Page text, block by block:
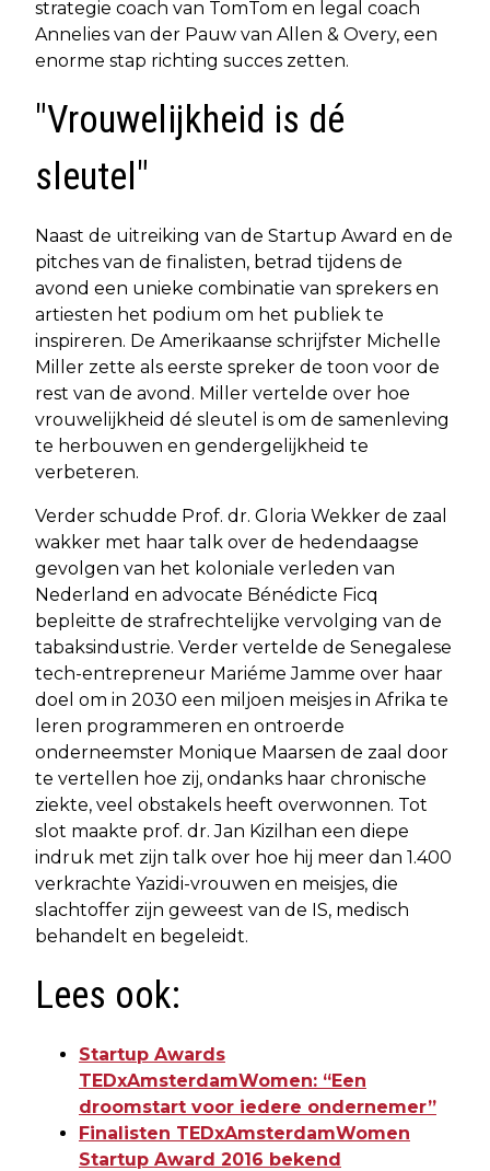
strategie coach van TomTom en legal coach
Annelies van der Pauw van Allen & Overy, een
enorme stap richting succes zetten.
"Vrouwelijkheid is dé
sleutel"
Naast de uitreiking van de Startup Award en de
pitches van de finalisten, betrad tijdens de
avond een unieke combinatie van sprekers en
artiesten het podium om het publiek te
inspireren. De Amerikaanse schrijfster Michelle
Miller zette als eerste spreker de toon voor de
rest van de avond. Miller vertelde over hoe
vrouwelijkheid dé sleutel is om de samenleving
te herbouwen en gendergelijkheid te
verbeteren.
Verder schudde Prof. dr. Gloria Wekker de zaal
wakker met haar talk over de hedendaagse
gevolgen van het koloniale verleden van
Nederland en advocate Bénédicte Ficq
bepleitte de strafrechtelijke vervolging van de
tabaksindustrie. Verder vertelde de Senegalese
tech-entrepreneur Mariéme Jamme over haar
doel om in 2030 een miljoen meisjes in Afrika te
leren programmeren en ontroerde
onderneemster Monique Maarsen de zaal door
te vertellen hoe zij, ondanks haar chronische
ziekte, veel obstakels heeft overwonnen. Tot
slot maakte prof. dr. Jan Kizilhan een diepe
indruk met zijn talk over hoe hij meer dan 1.400
verkrachte Yazidi-vrouwen en meisjes, die
slachtoffer zijn geweest van de IS, medisch
behandelt en begeleidt.
Lees ook:
Startup Awards
TEDxAmsterdamWomen: “Een
droomstart voor iedere ondernemer”
Finalisten TEDxAmsterdamWomen
Startup Award 2016 bekend